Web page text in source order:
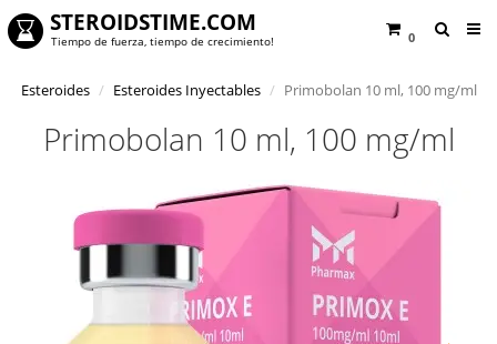
0
STEROIDSTIME.COM
Tiempo de fuerza, tiempo de crecimiento!
Esteroides Esteroides Inyectables Primobolan 10 ml, 100 mg/ml
Primobolan 10 ml, 100 mg/ml